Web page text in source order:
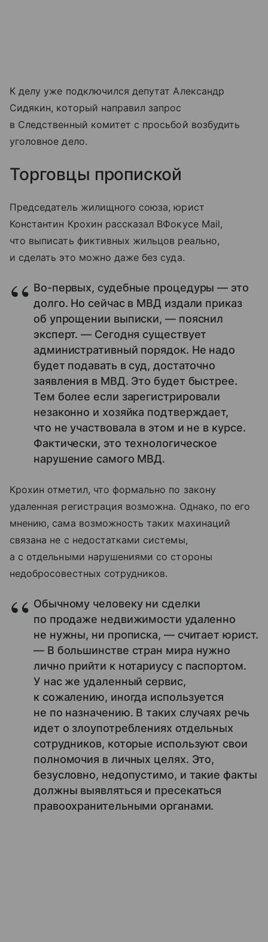
К делу уже подключился депутат Александр
Сидякин, который направил запрос
в Следственный комитет с просьбой возбудить
уголовное дело.
Торговцы пропиской
Председатель жилищного союза, юрист
Константин Крохин рассказал ВФокусе Mail,
что выписать фиктивных жильцов реально,
и сделать это можно даже без суда.
Во-первых, судебные процедуры — это
долго. Но сейчас в МВД издали приказ
об упрощении выписки, — пояснил
эксперт. — Сегодня существует
административный порядок. Не надо
будет подавать в суд, достаточно
заявления в МВД. Это будет быстрее.
Тем более если зарегистрировали
незаконно и хозяйка подтверждает,
что не участвовала в этом и не в курсе.
Фактически, это технологическое
нарушение самого МВД.
Крохин отметил, что формально по закону
удаленная регистрация возможна. Однако, по его
мнению, сама возможность таких махинаций
связана не с недостатками системы,
а с отдельными нарушениями со стороны
недобросовестных сотрудников.
Обычному человеку ни сделки
по продаже недвижимости удаленно
не нужны, ни прописка, — считает юрист.
— В большинстве стран мира нужно
лично прийти к нотариусу с паспортом.
У нас же удаленный сервис,
к сожалению, иногда используется
не по назначению. В таких случаях речь
идет о злоупотреблениях отдельных
сотрудников, которые используют свои
полномочия в личных целях. Это,
безусловно, недопустимо, и такие факты
должны выявляться и пресекаться
правоохранительными органами.